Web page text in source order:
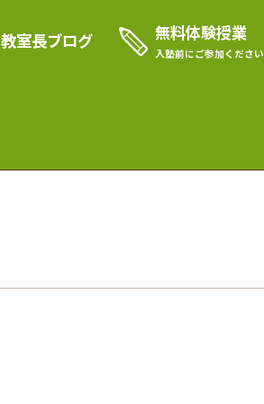
教室長ブログ 無料体験授業
入塾前にご参加ください